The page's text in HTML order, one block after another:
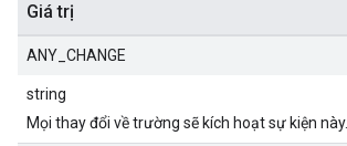
Giá trị
ANY_CHANGE
string
Mọi thay đổi về trường sẽ kích hoạt sự kiện này.